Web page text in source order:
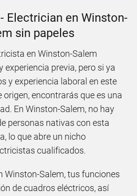
Electrician en Winston-
sin papeles
en Winston-Salem
experiencia previa, pero si ya
y experiencia laboral en este
encontrarás que es una
En Winston-Salem, no hay
personas nativas con esta
lo que abre un nicho
cualificados.
Winston-Salem, tus funciones
de cuadros eléctricos, así